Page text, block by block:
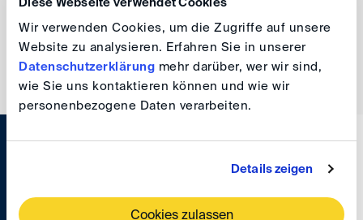
Diese Webseite verwendet Cookies
Wir verwenden Cookies, um die Zugriffe auf unsere
Website zu analysieren. Erfahren Sie in unserer
Datenschutzerklärung mehr darüber, wer wir sind,
wie Sie uns kontaktieren können und wie wir
personenbezogene Daten verarbeiten.
Details zeigen
Cookies zulassen
No termination of the arbitrator's mandate due to
inactivity or delayed activity